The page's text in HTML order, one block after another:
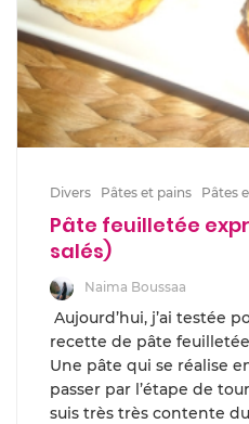
Divers Pâtes et pains Pâtes
Pâte feuilletée
salés)
Naima Boussaa
Aujourd’hui, j’ai testée
recette de pâte
Une pâte qui se réalise
passer par l’étape de
suis très très contente